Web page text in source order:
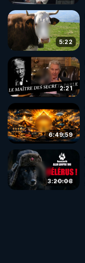
5:22
2:21
6:49:59
3:20:08